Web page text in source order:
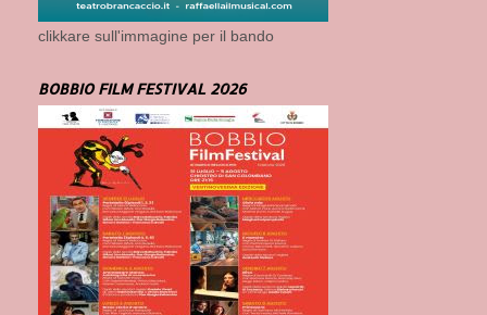
clikkare sull'immagine per il bando
BOBBIO FILM FESTIVAL 2026